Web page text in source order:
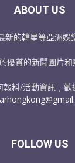
ABOUT US
新的韓星等亞洲娛
優質的新聞圖片和
報料/活動資訊﹐歡
FOLLOW US